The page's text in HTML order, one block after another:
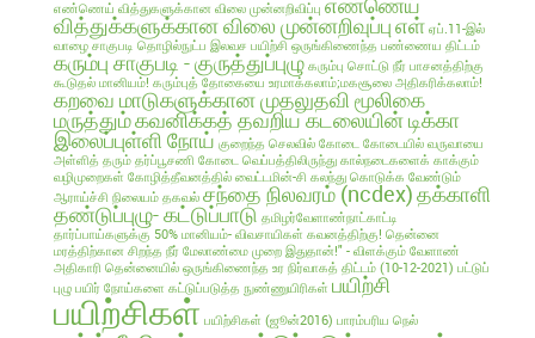
எண்ணெய் வித்துகளுக்கான விலை முன்னறிவிப்பு
வித்துக்களுக்கான விலை முன்னறிவுப்புஎள் ஏப்.11-இல்
வாழை சாகுபடி தொழில்நுட்ப இலவச பயிற்சி ஒருங்கிணைந்த பண்ணைய திட்டம்
கரும்பு சாகுபடி - குருத்துப்புழு கரும்பு சொட்டு நீர் பாசனத்திற்கு
கூடுதல் மானியம்! கரும்புத் தோகையை உரமாக்கலாம்;மகசூலை அதிகரிக்கலாம்!
கறவை மாடுகளுக்கான முதலுதவி மூலிகை
மருத்தும்கவனிக்கத் தவறிய கடலையின் டிக்கா
இலைப்புள்ளி நோய் குறைந்த செலவில் கோடை கோடையில் வருவாயை
அள்ளித் தரும் தர்ப்பூசணி கோடை வெப்பத்திலிருந்து கால்நடைகளைக் காக்கும்
வழிமுறைகள் கோழித்தீவனத்தில் வைட்டமின்-சி கலந்து கொடுக்க வேண்டும்
ஆராய்ச்சி நிலையம் தகவல் சந்தை நிலவரம் (ncdex)தக்காளி
தண்டுப்புழு- கட்டுப்பாடு தமிழர்வேளாண்நாட்காட்டி
தார்ப்பாய்களுக்கு 50% மானியம்- விவசாயிகள் கவனத்திற்கு! தென்னை
மரத்திற்கான சிறந்த நீர் மேலாண்மை முறை இதுதான்!" - விளக்கும் வேளாண்
அதிகாரி தென்னையில் ஒருங்கிணைந்த உர நிர்வாகத் திட்டம் (10-12-2021) பட்டுப்
புழு பயிர் நோய்களை கட்டுப்படுத்த நுண்ணுயிரிகள் பயிற்சி
பயிற்சிகள் பயிற்சிகள் (ஜூன்2016) பாரம்பரிய நெல்